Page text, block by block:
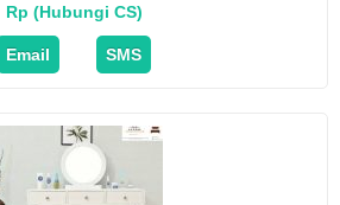
Rp (Hubungi CS)
Email SMS